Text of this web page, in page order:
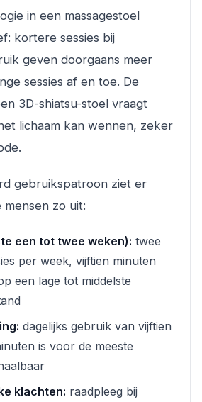
in een massagestoel
kortere sessies bij
geven doorgaans meer
sessies af en toe. De
3D-shiatsu-stoel vraagt
lichaam kan wennen, zeker
gebruikspatroon ziet er
zo uit:
een tot twee weken): twee
per week, vijftien minuten
een lage tot middelste
dagelijks gebruik van vijftien
is voor de meeste
klachten: raadpleeg bij